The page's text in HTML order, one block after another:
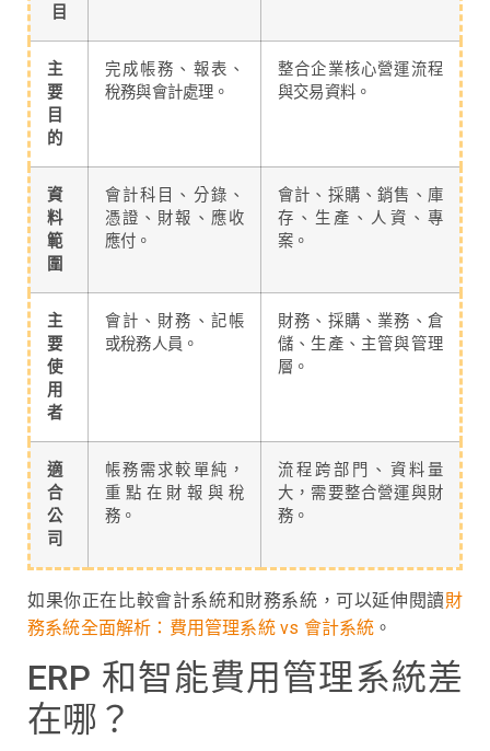
目
主
要
目
的
完成帳務、報表、
稅務與會計處理。
整合企業核心營運流程
與交易資料。
資
料
範
圍
會計科目、分錄、
憑證、財報、應收
應付。
會計、採購、銷售、庫
存、生產、人資、專
案。
主
要
使
用
者
會計、財務、記帳
或稅務人員。
財務、採購、業務、倉
儲、生產、主管與管理
層。
適
合
公
司
帳務需求較單純，
重點在財報與稅
務。
流程跨部門、資料量
大，需要整合營運與財
務。
如果你正在比較會計系統和財務系統，可以延伸閱讀財
務系統全面解析：費用管理系統 vs 會計系統 。
ERP 和智能費用管理系統差
在哪？